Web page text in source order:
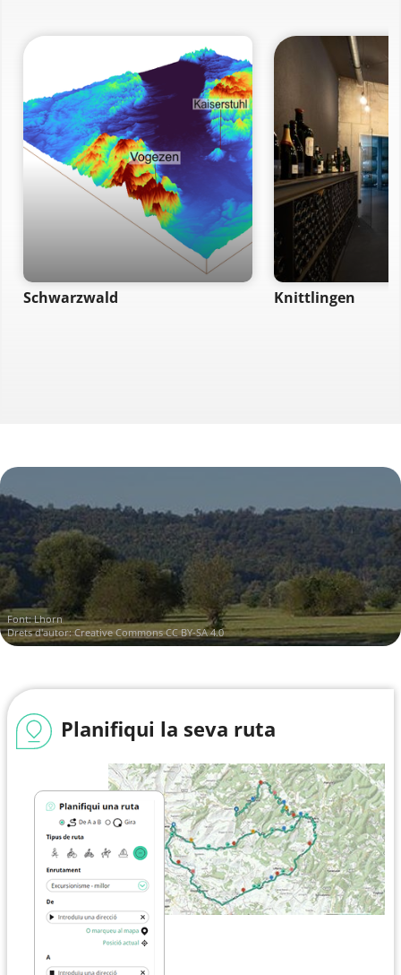
Schwarzwald Knittlingen
Font:Lhorn
Drets d'autor:Creative Commons CC BY-SA 4.0
Planifiqui la seva ruta